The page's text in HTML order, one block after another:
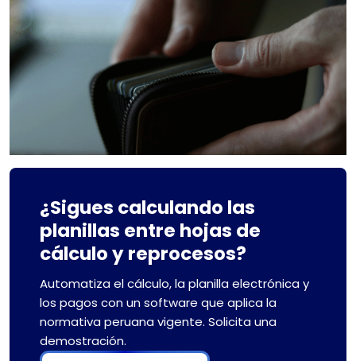
¿Sigues calculando las
planillas entre hojas de
cálculo y reprocesos?
Automatiza el cálculo, la planilla electrónica y
los pagos con un software que aplica la
normativa peruana vigente. Solicita una
demostración.